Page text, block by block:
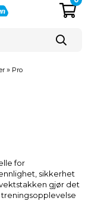
» Pro
for
sikkerhet
gjør det